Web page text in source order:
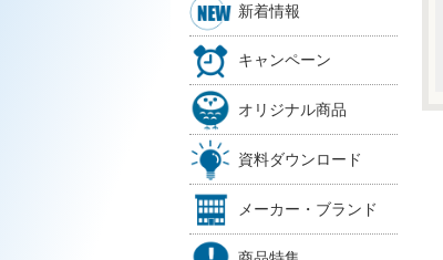
新着情報
キャンペーン
オリジナル商品
資料ダウンロード
メーカー・ブランド